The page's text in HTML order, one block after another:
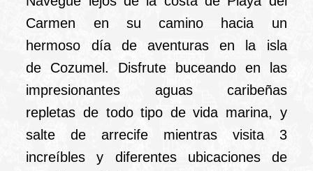
desde Cancún
Carmen en su camino hacia un
hermoso día de aventuras en la isla
de Cozumel. Disfrute buceando en las
impresionantes aguas caribeñas
repletas de todo tipo de vida marina, y
salte de arrecife mientras visita 3
increíbles y diferentes ubicaciones de